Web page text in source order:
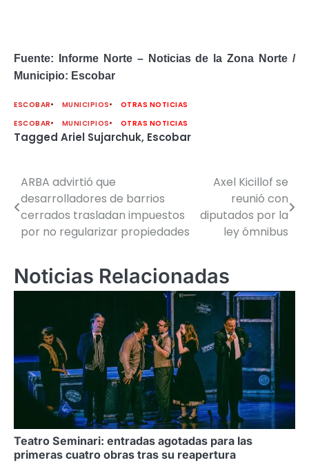
Fuente: Informe Norte – Noticias de la Zona Norte /
Municipio: Escobar
ESCOBAR MUNICIPIOS
OTRAS NOTICIAS
ESCOBAR
MUNICIPIOS OTRAS NOTICIAS
Tagged Ariel Sujarchuk, Escobar
Navegación
de
entradas
ARBA advirtió que
desarrolladores de barrios
cerrados trasladan impuestos
por no regularizar propiedades
Axel Kicillof se
reunió con
diputados por la
ley ómnibus
Noticias Relacionadas
Teatro Seminari: entradas agotadas para las
primeras cuatro obras tras su reapertura